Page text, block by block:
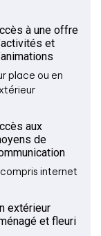
à une offre
et
place ou en
aux
de
internet
extérieur
et fleuri